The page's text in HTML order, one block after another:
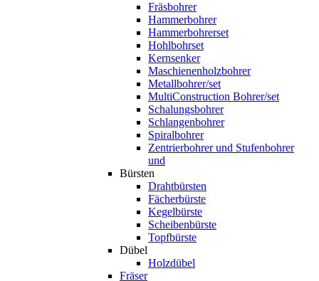
Fräsbohrer
Hammerbohrer
Hammerbohrerset
Hohlbohrset
Kernsenker
Maschienenholzbohrer
Metallbohrer/set
MultiConstruction Bohrer/set
Schalungsbohrer
Schlangenbohrer
Spiralbohrer
Zentrierbohrer und Stufenbohrer
und
Bürsten
Drahtbürsten
Fächerbürste
Kegelbürste
Scheibenbürste
Topfbürste
Dübel
Holzdübel
Fräser